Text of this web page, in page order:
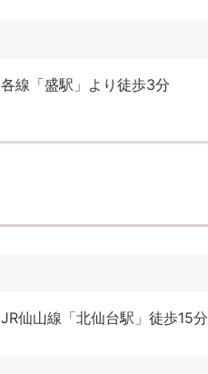
各線「盛駅」より徒歩3分
JR仙山線「北仙台駅」徒歩15分